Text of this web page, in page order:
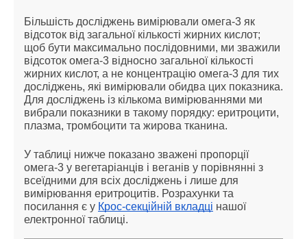
Більшість досліджень вимірювали омега-3 як
відсоток від загальної кількості жирних кислот;
щоб бути максимально послідовними, ми зважили
відсоток омега-3 відносно загальної кількості
жирних кислот, а не концентрацію омега-3 для тих
досліджень, які вимірювали обидва цих показника.
Для досліджень із кількома вимірюваннями ми
вибрали показники в такому порядку: еритроцити,
плазма, тромбоцити та жирова тканина.
У таблиці нижче показано зважені пропорції
омега-3 у вегетаріанців і веганів у порівнянні з
всеїдними для всіх досліджень і лише для
вимірювання еритроцитів. Розрахунки та
посилання є у Крос-секційній вкладці нашої
електронної таблиці.